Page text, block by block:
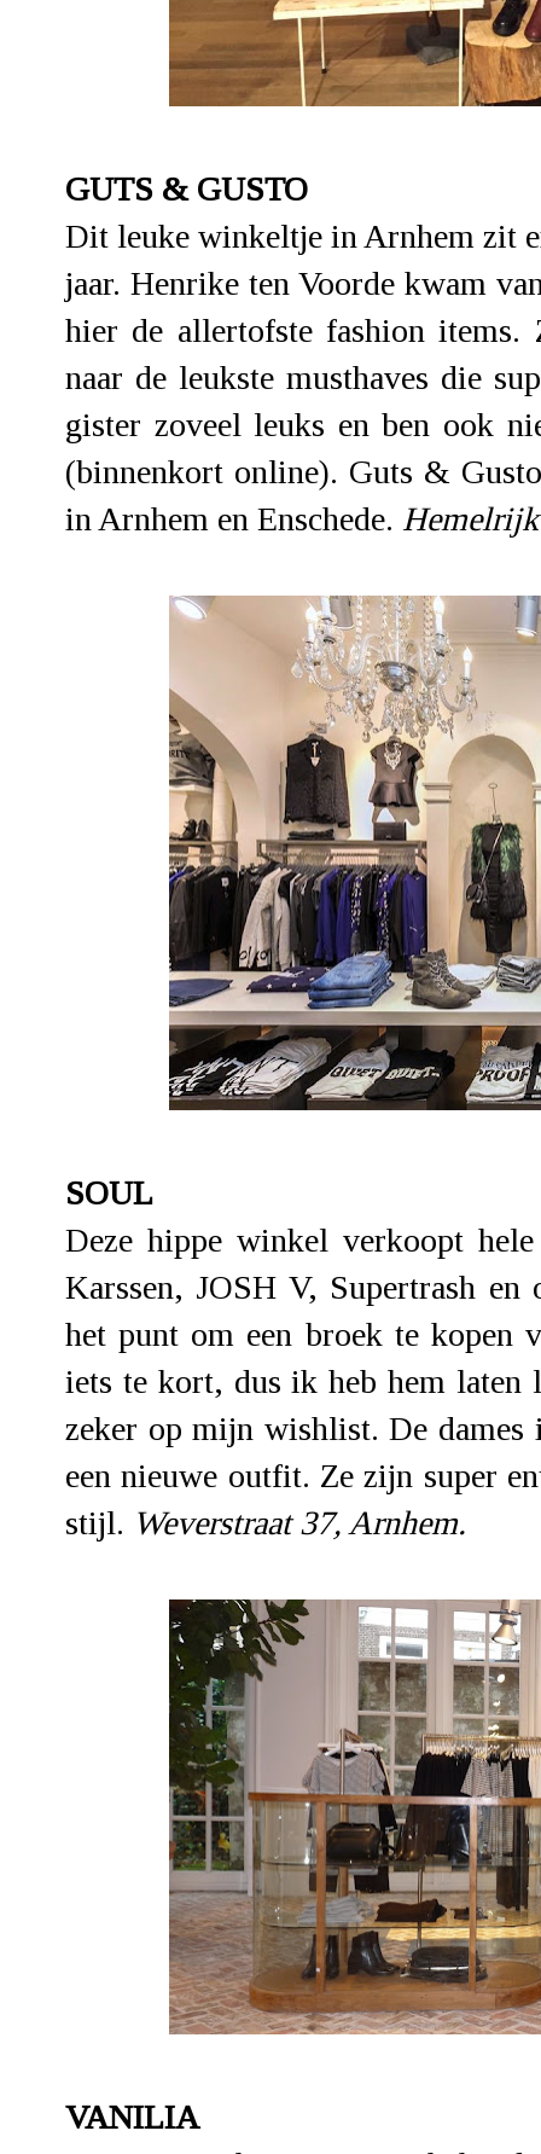
GUTS & GUSTO
Dit leuke winkeltje in Arnhem zit
jaar. Henrike ten Voorde kwam
hier de allertofste fashion items.
naar de leukste musthaves die
gister zoveel leuks en ben ook
(binnenkort online). Guts &
in Arnhem en Enschede.
SOUL
Deze hippe winkel verkoopt
Karssen, JOSH V, Supertrash
het punt om een broek te kopen
iets te kort, dus ik heb hem laten
zeker op mijn wishlist. De dames
een nieuwe outfit. Ze zijn super
stijl. Weverstraat 37, Arnhem.
VANILIA